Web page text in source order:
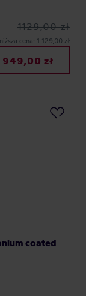
1129,00 zł
cena: 1 129,00 zł
949,00 zł
coated